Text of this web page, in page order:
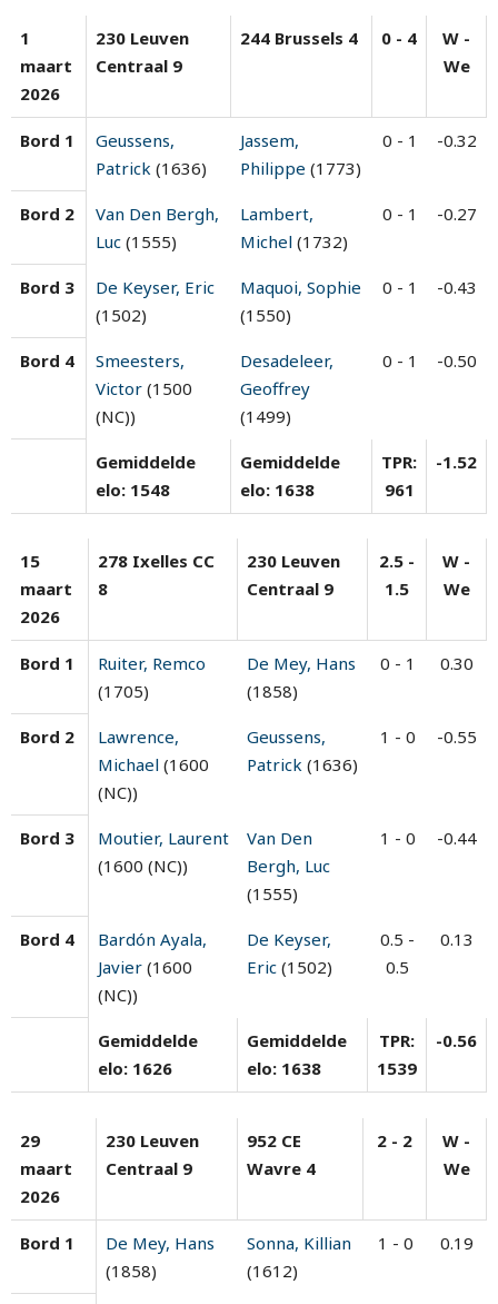
1
maart
2026
230 Leuven
Centraal 9
244 Brussels 4 0 - 4
W -
We
Bord 1
Geussens,
Patrick (1636)
Jassem,
Philippe (1773)
0 - 1 -0.32
Bord 2
Van Den Bergh,
Luc (1555)
Lambert,
Michel (1732)
0 - 1 -0.27
Bord 3
De Keyser, Eric
(1502)
Maquoi, Sophie
(1550)
0 - 1 -0.43
Bord 4
Smeesters,
Victor (1500
(NC))
Desadeleer,
Geoffrey
(1499)
0 - 1 -0.50
Gemiddelde
elo: 1548
Gemiddelde
elo: 1638
TPR:
961
-1.52
15
maart
2026
278 Ixelles CC
8
230 Leuven
Centraal 9
2.5 -
1.5
W -
We
Bord 1
Ruiter, Remco
(1705)
De Mey, Hans
(1858)
0 - 1 0.30
Bord 2
Lawrence,
Michael (1600
(NC))
Geussens,
Patrick (1636)
1 - 0 -0.55
Bord 3
Moutier, Laurent
(1600 (NC))
Van Den
Bergh, Luc
(1555)
1 - 0 -0.44
Bord 4
Bardón Ayala,
Javier (1600
(NC))
De Keyser,
Eric (1502)
0.5 -
0.5
0.13
Gemiddelde
elo: 1626
Gemiddelde
elo: 1638
TPR:
1539
-0.56
29
maart
2026
230 Leuven
Centraal 9
952 CE
Wavre 4
2 - 2
W -
We
Bord 1
De Mey, Hans
(1858)
Sonna, Killian
(1612)
1 - 0 0.19